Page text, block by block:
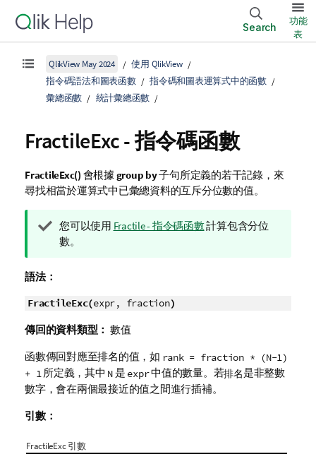
Search
功能
表
QlikView May 2024
使用 QlikView
指令碼語法和圖表函數
指令碼和圖表運算式中的函數
彙總函數
統計彙總函數
FractileExc - 指令碼函數
FractileExc() 會根據group by子句所定義的若干記錄，來
尋找相當於運算式中已彙總資料的互斥分位數的值。
提
示
您可以使用 Fractile - 指令碼函數計算包含分位
數。
語法：
FractileExc(expr, fraction)
傳回的資料類型： 數值
函數傳回對應至排名的值，如 rank = fraction * (N-1)
+ 1 所定義，其中 N是 expr中值的數量。若排名是非整數
數字，會在兩個最接近的值之間進行插補。
引數：
FractileExc 引數